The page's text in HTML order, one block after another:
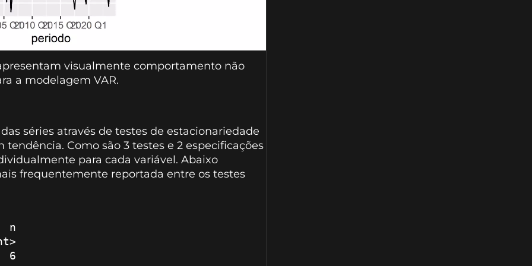
visualmente comportamento não
a modelagem VAR.
séries através de testes de estacionariedade
tendência. Como são 3 testes e 2 especificações
para cada variável. Abaixo
frequentemente reportada entre os testes
6